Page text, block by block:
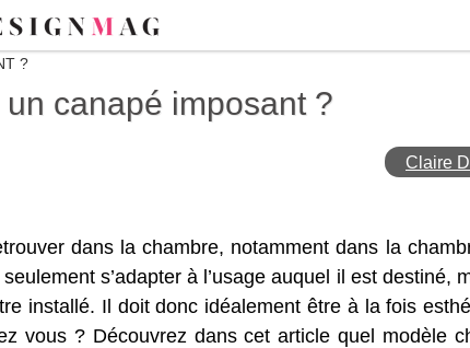
?
canapé imposant ?
Claire
dans la chambre, notamment dans la
s’adapter à l’usage auquel il est destiné,
installé. Il doit donc idéalement être à la fois
vous ? Découvrez dans cet article quel modèle